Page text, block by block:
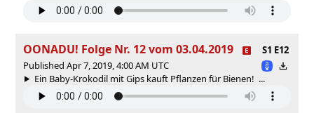
OONADU! Folge Nr. 12 vom 03.04.2019
S1 E12
Published Apr 7, 2019, 4:00 AM UTC
Ein Baby-Krokodil mit Gips kauft Pflanzen für Bienen! ...